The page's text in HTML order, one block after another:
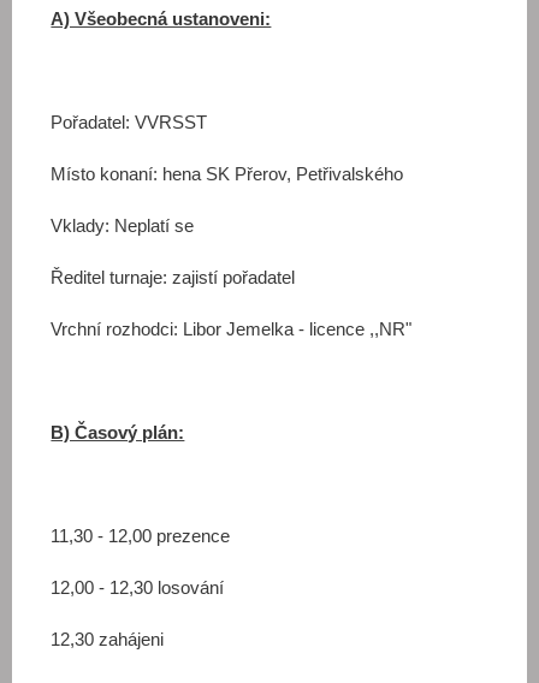
A) Všeobecná ustanoveni:
Pořadatel:VVRSST
Místo konaní: hena SK Přerov, Petřivalského
Vklady: Neplatí se
Ředitel turnaje:zajistí pořadatel
Vrchní rozhodci: Libor Jemelka - licence ,,NR"
B) Časový plán:
11,30 - 12,00 prezence
12,00 - 12,30 losování
12,30 zahájeni